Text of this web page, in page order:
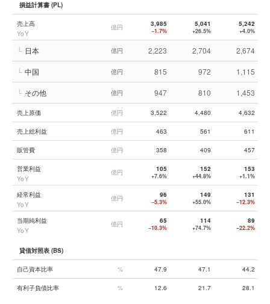
損益計算書 (PL)
売上高
YoY
億円 3,985
−1.7%
5,041
+26.5%
5,242
+4.0%
└ 日本 億円 2,223 2,704 2,674
└ 中国 億円 815 972 1,115
└ その他 億円 947 810 1,453
売上原価 億円 3,522 4,480 4,632
売上総利益 億円 463 561 611
販管費 億円 358 409 457
営業利益
YoY
億円 105
+7.6%
152
+44.8%
153
+1.1%
経常利益
YoY
億円 96
−5.3%
149
+55.0%
131
−12.3%
当期純利益
YoY
億円 65
−10.3%
114
+74.7%
89
−22.2%
貸借対照表 (BS)
自己資本比率 % 47.9 47.1 44.2
有利子負債比率 % 12.6 21.7 28.1